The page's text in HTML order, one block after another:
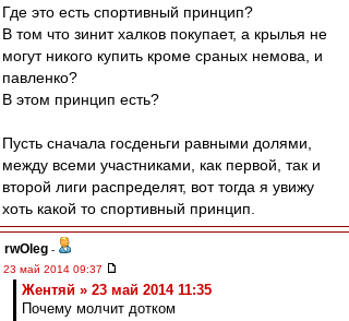
Где это есть спортивный принцип?
В том что зинит халков покупает, а крылья не
могут никого купить кроме сраных немова, и
павленко?
В этом принцип есть?
Пусть сначала госденьги равными долями,
между всеми участниками, как первой, так и
второй лиги распределят, вот тогда я увижу
хоть какой то спортивный принцип.
rwOleg -
23 май 2014 09:37
Жентяй » 23 май 2014 11:35
Почему молчит дотком